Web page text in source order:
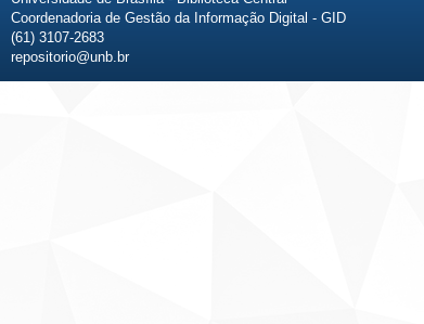
Coordenadoria de Gestão da Informação Digital - GID
(61) 3107-2683
repositorio@unb.br